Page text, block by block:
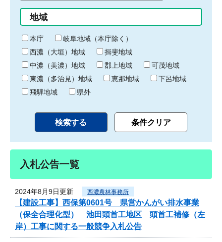
始
り
間
終
わ
り
地域
本庁
岐阜地域（本庁除く）
西濃（大垣）地域
揖斐地域
中濃（美濃）地域
郡上地域
可茂地域
東濃（多治見）地域
恵那地域
下呂地域
飛騨地域
県外
入札公告一覧
2024年8月9日更新 西濃農林事務所
【建設工事】西保第0601号 県営かんがい排水事業
（保全合理化型） 池田頭首工地区 頭首工補修（左
岸）工事に関する一般競争入札公告